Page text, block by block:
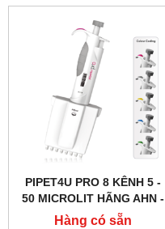
PIPET4U PRO 8 KÊNH 5 -
50 MICROLIT HÃNG AHN -
ĐỨC
Hàng có sẵn